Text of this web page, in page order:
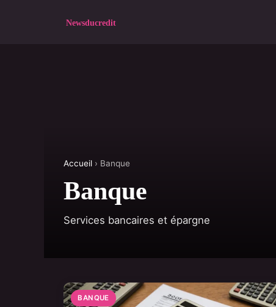
Accueil › Banque
Banque
Services bancaires et épargne
BANQUE